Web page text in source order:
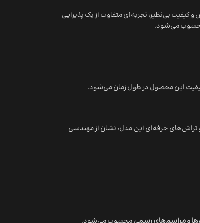
بی‌نظیر، تجربه‌ای متفاوت از یک پذیرایی
محسوب می‌شود.
کیفیت این محصول در طول زمان می‌شود.
و تراش‌های حرفه‌ای این مدل، نشان از مهندسی